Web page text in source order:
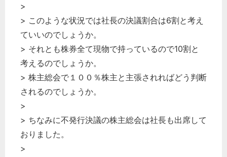
>
> このような状況では社長の決議割合は6割と考え
ていいのでしょうか。
> それとも株券全て現物で持っているので10割と
考えるのでしょうか。
> 株主総会で１００％株主と主張されればどう判断
されるのでしょうか。
>
> ちなみに不発行決議の株主総会は社長も出席して
おりました。
>